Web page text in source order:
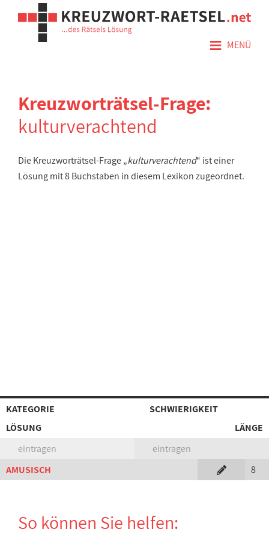
≡ MENÜ
Kreuzworträtsel-Frage:
kulturverachtend
Die Kreuzworträtsel-Frage „kulturverachtend“ ist einer
Lösung mit 8 Buchstaben in diesem Lexikon zugeordnet.
KATEGORIE
SCHWIERIGKEIT
LÖSUNG
LÄNGE
eintragen
eintragen
AMUSISCH
8
So können Sie helfen: